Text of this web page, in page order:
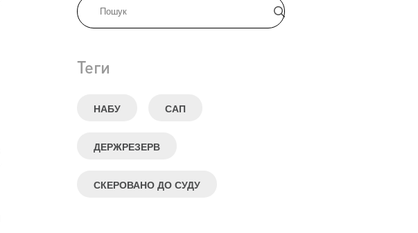
Теги
НАБУ САП
ДЕРЖРЕЗЕРВ
СКЕРОВАНО ДО СУДУ